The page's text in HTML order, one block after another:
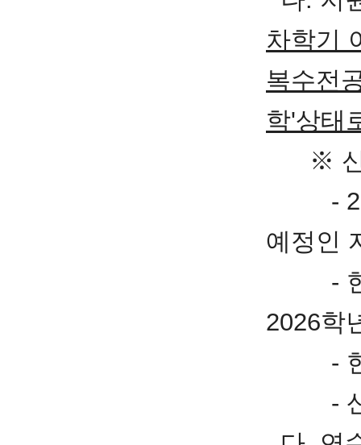
차학기
복수전
학'상태
※ 신
-
예정인
- 현장
2026학
- 현장
- 산업